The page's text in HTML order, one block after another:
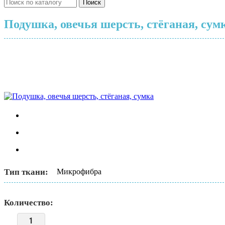
Поиск
Подушка, овечья шерсть, стёганая,
Тип ткани: Микрофибра
Количество: